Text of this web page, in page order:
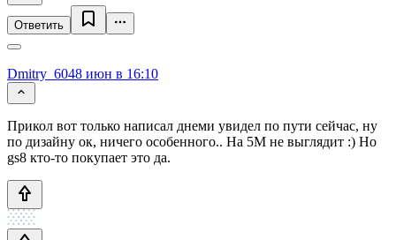
Ответить
Dmitry_6048 июн в 16:10
Прикол вот только написал днеми увидел по пути сейчас, ну
по дизайну ок, ничего особенного.. На 5М не выглядит :) Но
gs8 кто-то покупает это да.